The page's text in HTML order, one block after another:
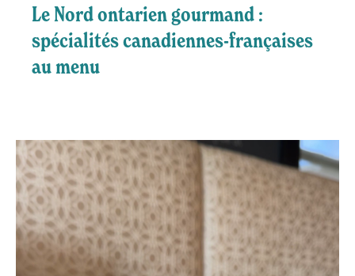
Le Nord ontarien gourmand :
spécialités canadiennes-françaises
au menu